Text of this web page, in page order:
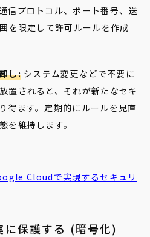
信プロトコル、ポート番号、送
を限定して許可ルールを作成
し:システム変更などで不要に
置されると、それが新たなセキ
得ます。定期的にルールを見直
を維持します。
Cloudで実現するセキュリ
保護する (暗号化)